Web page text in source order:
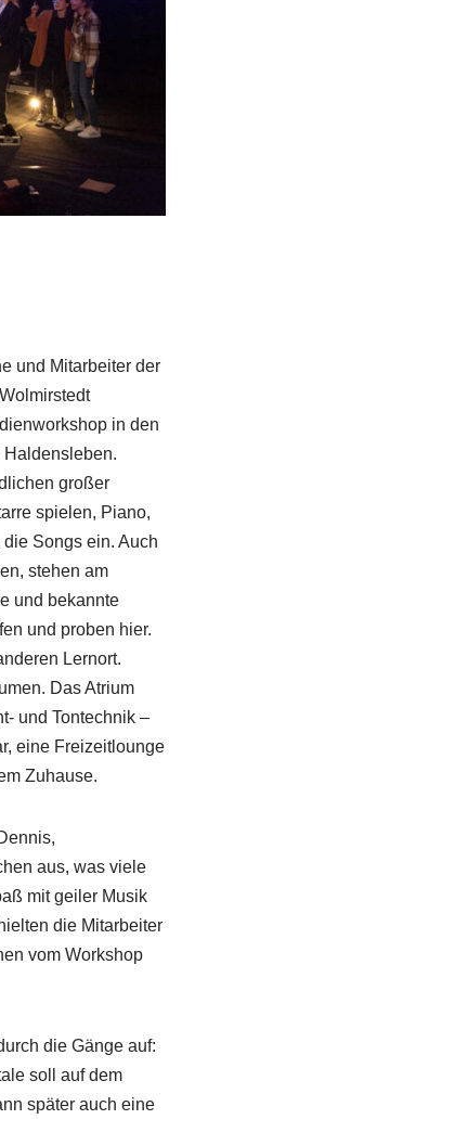
und Mitarbeiter der
in den
großer
spielen, Piano,
Songs ein. Auch
stehen am
und bekannte
und proben hier.
Lernort.
Das Atrium
und Tontechnik –
eine Freizeitlounge
Zuhause.
aus, was viele
mit geiler Musik
die Mitarbeiter
vom Workshop
die Gänge auf:
soll auf dem
später auch eine